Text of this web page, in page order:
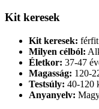
Kit keresek
Kit keresek: férfit
Milyen célból:
Életkor: 37-47
Magasság: 120-
Testsúly: 40-120
Anyanyelv: